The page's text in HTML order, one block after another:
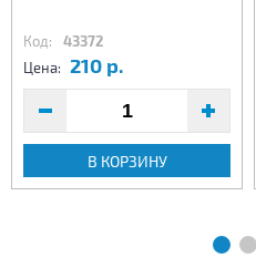
Код: 43372
Цена: 210 р.
В КОРЗИНУ